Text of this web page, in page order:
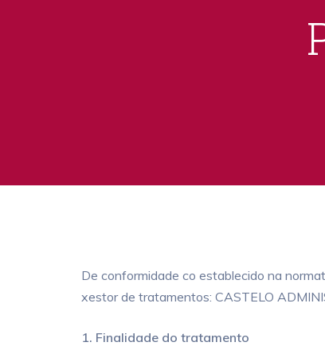
De conformidade co establecido na
xestor de tratamentos: CASTELO
1. Finalidade do tratamento